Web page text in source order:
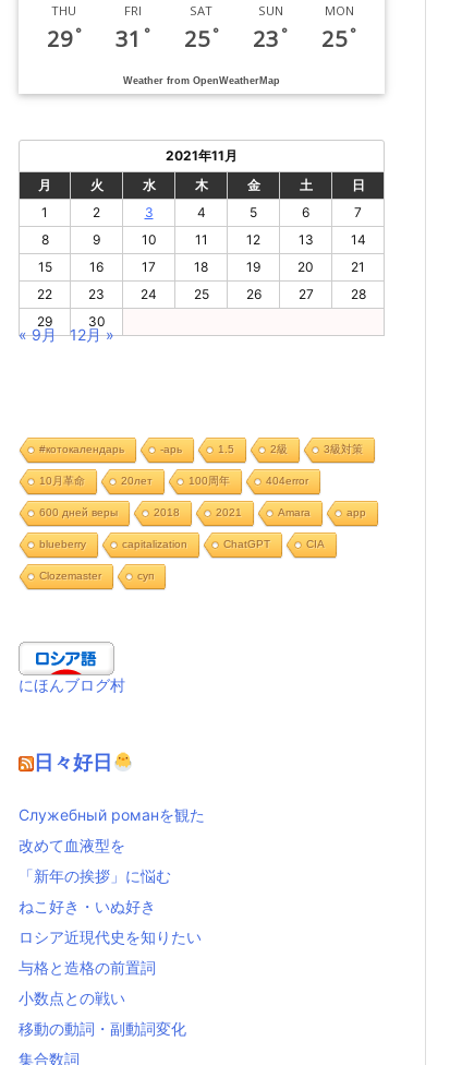
THU
29 °
FRI
31 °
SAT
25°
SUN
23 °
MON
25°
Weather from OpenWeatherMap
2021年11月
月
火 水 木 金 土
日
1
2 3 4 5 6
7
8
9 10 11 12 13
14
15
16 17 18 19 20
21
22
23 24 25 26 27
28
29
30
« 9月 12月 »
#котокалендарь -арь 1.5 2級 3級対策
10月革命 20лет 100周年 404error
600 дней веры 2018 2021 Amara app
blueberry capitalization ChatGPT CIA
Clozemaster cуп
にほんブログ村
日々好日
Служебный романを観た
改めて血液型を
「新年の挨拶」に悩む
ねこ好き・いぬ好き
ロシア近現代史を知りたい
与格と造格の前置詞
小数点との戦い
移動の動詞・副動詞変化
集合数詞